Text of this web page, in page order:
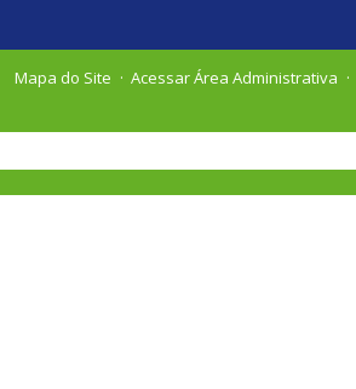
Mapa do Site Acessar Área Administrativa